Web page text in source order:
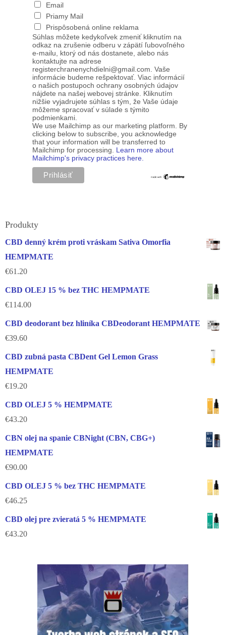
Email
Priamy Mail
Prispôsobená online reklama
Súhlas môžete kedykoľvek zmeniť kliknutím na
odkaz na zrušenie odberu v zápätí ľubovoľného
e-mailu, ktorý od nás dostanete, alebo nás
kontaktujte na adrese
registerchranenychdielni@gmail.com. Vaše
informácie budeme rešpektovať. Viac informácií
o našich postupoch ochrany osobných údajov
nájdete na našej webovej stránke. Kliknutím
nižšie vyjadrujete súhlas s tým, že Vaše údaje
môžeme spracovať v súlade s týmito
podmienkami.
We use Mailchimp as our marketing platform. By
clicking below to subscribe, you acknowledge
that your information will be transferred to
Mailchimp for processing. Learn more about
Mailchimp's privacy practices here.
Produkty
CBD denný krém proti vráskam Sativa Omorfia
HEMPMATE
€61.20
CBD OLEJ 15 % bez THC HEMPMATE
€114.00
CBD deodorant bez hliníka CBDeodorant HEMPMATE
€39.60
CBD zubná pasta CBDent Gel Lemon Grass
HEMPMATE
€19.20
CBD OLEJ 5 % HEMPMATE
€43.20
CBN olej na spanie CBNight (CBN, CBG+)
HEMPMATE
€90.00
CBD OLEJ 5 % bez THC HEMPMATE
€46.25
CBD olej pre zvieratá 5 % HEMPMATE
€43.20